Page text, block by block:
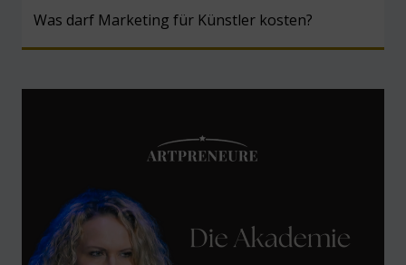
Was darf Marketing für Künstler kosten?